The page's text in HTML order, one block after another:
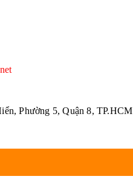
Phường 5, Quận 8, TP.HCM